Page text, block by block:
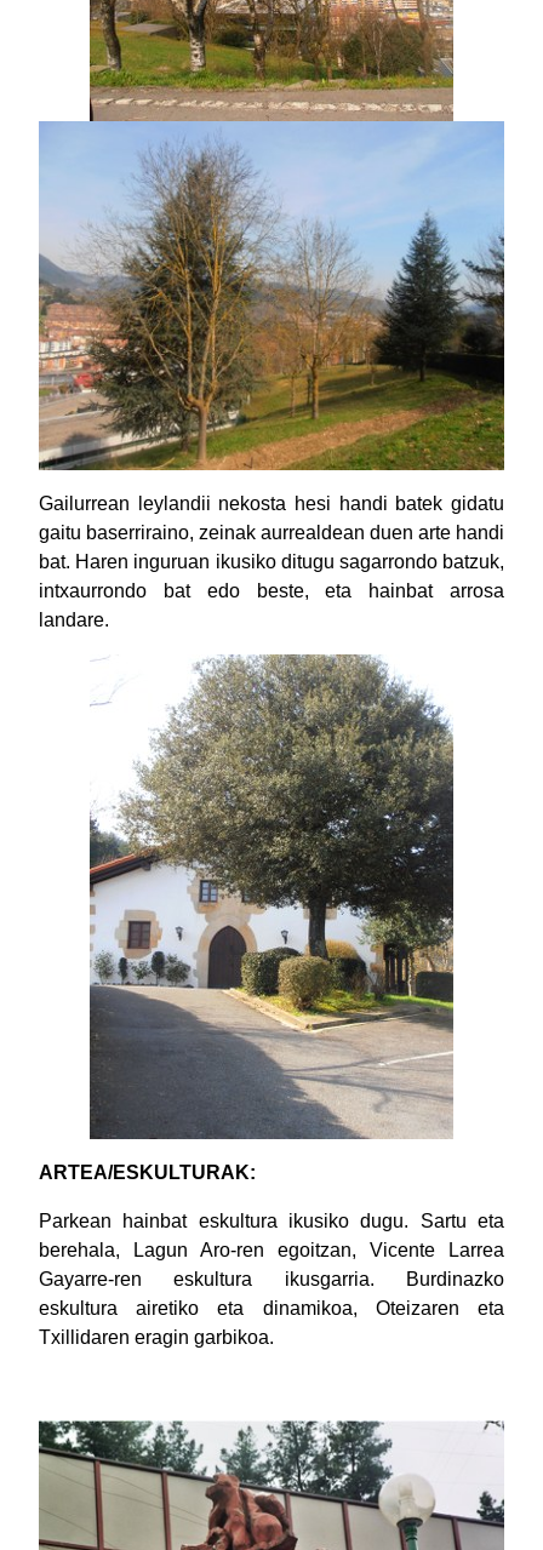
Gailurrean leylandii nekosta hesi handi batek gidatu
gaitu baserriraino, zeinak aurrealdean duen arte handi
bat. Haren inguruan ikusiko ditugu sagarrondo batzuk,
intxaurrondo bat edo beste, eta hainbat arrosa
landare.
ARTEA/ESKULTURAK:
Parkean hainbat eskultura ikusiko dugu. Sartu eta
berehala, Lagun Aro-ren egoitzan, Vicente Larrea
Gayarre-ren eskultura ikusgarria. Burdinazko
eskultura airetiko eta dinamikoa, Oteizaren eta
Txillidaren eragin garbikoa.